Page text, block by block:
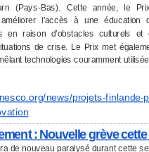
(Pays-Bas). Cette année, le
l’accès à une
raison d’obstacles culturels et
de crise. Le Prix met
technologies couramment
news/projets-finlande-
: Nouvelle grève
de nouveau paralysé durant cette